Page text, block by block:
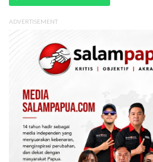
ADVERTISEMENT